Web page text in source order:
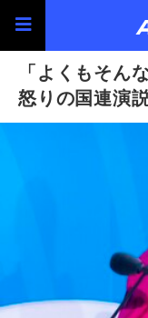
「よくもそん
怒りの国連演